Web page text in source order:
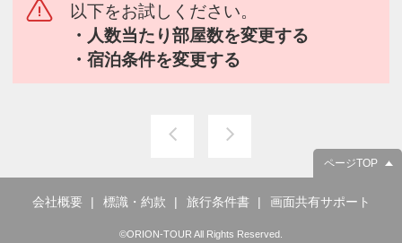
以下をお試しください。
・人数当たり部屋数を変更する
・宿泊条件を変更する
ページTOP
会社概要 標識・約款 旅行条件書 画面共有サポート
©ORION-TOUR All Rights Reserved.